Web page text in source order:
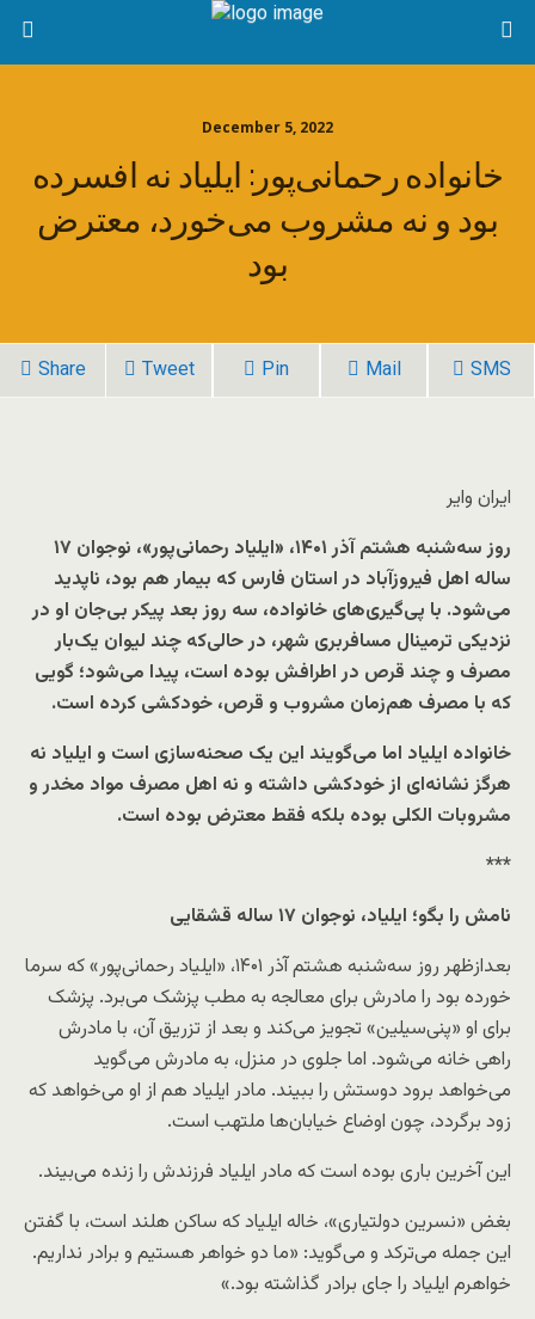
December 5, 2022
خانواده رحمانی‌پور: ایلیاد نه افسرده
بود و نه مشروب می‌خورد، معترض
بود
Share Tweet Pin Mail SMS
ایران وایر
روز سه‌شنبه هشتم آذر ۱۴۰۱، «ایلیاد رحمانی‌پور»، نوجوان ۱۷
ساله اهل فیروزآباد در استان فارس که بیمار هم بود، ناپدید
می‌شود. با پی‌گیری‌های خانواده، سه روز بعد پیکر بی‌جان او در
نزدیکی ترمینال مسافربری شهر، در حالی‌که چند لیوان یک‌بار
مصرف و چند قرص در اطرافش بوده است، پیدا می‌شود؛ گویی
که با مصرف هم‌زمان مشروب و قرص، خودکشی کرده است.
خانواده ایلیاد اما می‌گویند این یک صحنه‌سازی است و ایلیاد نه
هرگز نشانه‌ای از خودکشی داشته و نه اهل مصرف مواد مخدر و
مشروبات الکلی بوده بلکه فقط معترض بوده است.
***
نامش را بگو؛ ایلیاد، نوجوان
بعدازظهر روز سه‌شنبه هشتم آذر ۱۴۰۱، «ایلیاد رحمانی‌پور» که سرما
خورده بود را مادرش برای معالجه به مطب پزشک می‌برد. پزشک
برای او «پنی‌سیلین» تجویز می‌کند و بعد از تزریق آن، با مادرش
راهی خانه می‌شود. اما جلوی در منزل، به مادرش می‌گوید
می‌خواهد برود دوستش را ببیند. مادر ایلیاد هم از او می‌خواهد که
زود برگردد، چون اوضاع خیابان‌ها ملتهب است.
این آخرین باری بوده است که مادر ایلیاد فرزندش را زنده می‌بیند.
بغض «نسرین دولتیاری»، خاله ایلیاد که ساکن هلند است، با گفتن
این جمله می‌ترکد و می‌گوید: «ما دو خواهر هستیم و برادر نداریم.
خواهرم ایلیاد را جای برادر گذاشته بود.»